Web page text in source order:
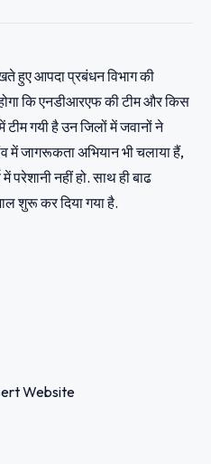
हुए आपदा प्रबंधन विभाग की
कि एनडीआरएफ की टीम और किस
टीम गयी है उन जिलों में जवानों ने
में जागरूकता अभियान भी चलाया हैं,
परेशानी नहीं हो. साथ ही बाढ
शुरू कर दिया गया है.